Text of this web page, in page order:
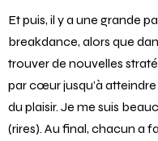
Et puis, il y a une grande
breakdance, alors que
trouver de nouvelles
par cœur jusqu’à
du plaisir. Je me suis
(rires). Au final, chacun a